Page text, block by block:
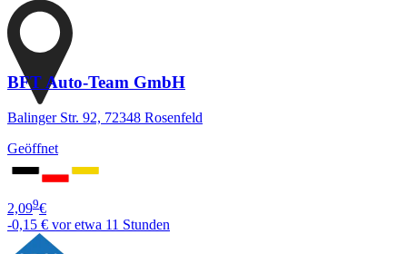
BFT Auto-Team GmbH
Balinger Str. 92, 72348 Rosenfeld
Geöffnet
2,099€
-0,15 € vor etwa 11 Stunden